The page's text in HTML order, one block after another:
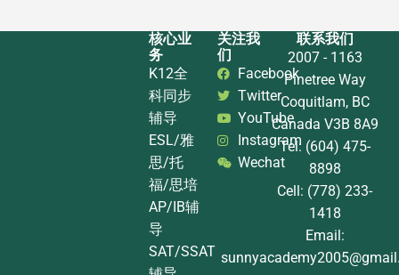
核心业
务
K12全
科同步
辅导
ESL/雅
思/托
福/思培
AP/IB辅
导
SAT/SSAT
关注我
们
Facebook
Twitter
YouTube
Instagram
Wechat
联系我们
2007 - 1163
Pinetree Way
Coquitlam, BC
Canada V3B 8A9
Tel: (604) 475-
8898
Cell: (778) 233-
1418
Email: